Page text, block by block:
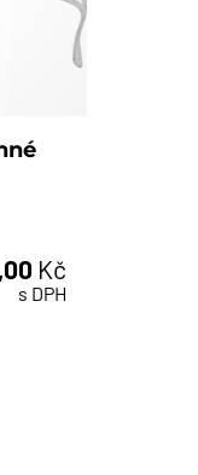
Kč
s DPH